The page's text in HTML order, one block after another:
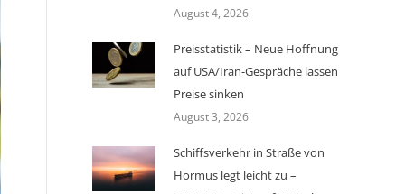
August 4, 2026
Preisstatistik – Neue Hoffnung
auf USA/Iran-Gespräche lassen
Preise sinken
August 3, 2026
Schiffsverkehr in Straße von
Hormus legt leicht zu –